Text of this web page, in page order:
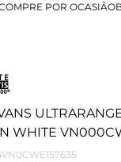
POR OCASIÃO
WHITE